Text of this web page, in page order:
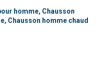
homme, Chausson
, Chausson homme chaud